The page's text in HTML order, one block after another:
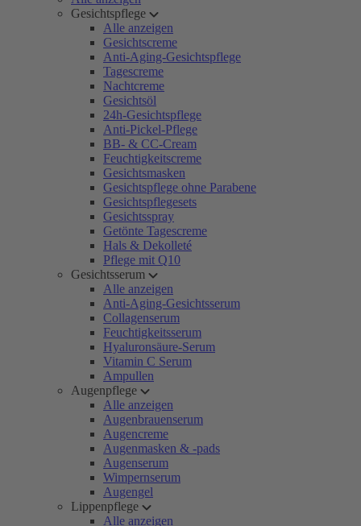
Gesichtspflege
Alle anzeigen
Gesichtscreme
Anti-Aging-Gesichtspflege
Tagescreme
Nachtcreme
Gesichtsöl
24h-Gesichtspflege
Anti-Pickel-Pflege
BB- & CC-Cream
Feuchtigkeitscreme
Gesichtsmasken
Gesichtspflege ohne Parabene
Gesichtspflegesets
Gesichtsspray
Getönte Tagescreme
Hals & Dekolleté
Pflege mit Q10
Gesichtsserum
Alle anzeigen
Anti-Aging-Gesichtsserum
Collagenserum
Feuchtigkeitsserum
Hyaluronsäure-Serum
Vitamin C Serum
Ampullen
Augenpflege
Alle anzeigen
Augenbrauenserum
Augencreme
Augenmasken & -pads
Augenserum
Wimpernserum
Augengel
Lippenpflege
Alle anzeigen